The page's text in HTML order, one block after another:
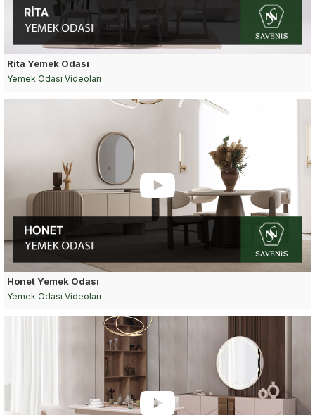
Rita Yemek Odası
Yemek Odası Videoları
Honet Yemek Odası
Yemek Odası Videoları